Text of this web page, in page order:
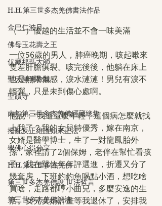
H.H.第三世多杰羌佛書法作品
金巴仁波且
佛母玉花壽之王
伏藏那瑪大師
聖天湖佛教城
聖蹟寺
南無第三世多杰羌佛經藏總集
撥亂反正維護如來正法
學佛心得分享
H.H.第三世多杰羌佛
第三世多杰羌佛說 世法哲言
第三世多杰羌佛說法
（一）優越的生活並不會一味美滿
一位56歲的男人，肺癌晚期，咳起嗽來
隻差肝膽俱裂。咳完後後，他躺在床上
也是無限傷感，淚水漣漣！男兒有淚不
輕彈，只是未到傷心處啊。
他說：“我還這麼年輕，這個病怎麼就找
上我了？我的女兒特優秀，嫁在南京，
女婿是醫學博士，生了一對龍鳳胎外
孫，家裡請了2個保姆，老伴在幫忙看孩
子。我在單位年年評選進，折遷又分了
幾套房，下班釣釣魚喝點小酒，想吃啥
買啥，走路都哼小曲兒，多麼安逸的生
活。女兒女婿計畫等我退休了，安排我